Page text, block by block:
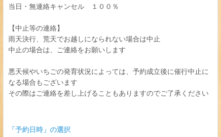
当日・無連絡キャンセル １００％
【中止等の連絡】
雨天決行、荒天でお越しになられない場合は中止
中止の場合は、ご連絡をお願いします
悪天候やいちごの発育状況によっては、予約成立後に催行中止に
なる場合もございます
その際はご連絡を差し上げることもありますのでご了承ください
「予約日時」の選択